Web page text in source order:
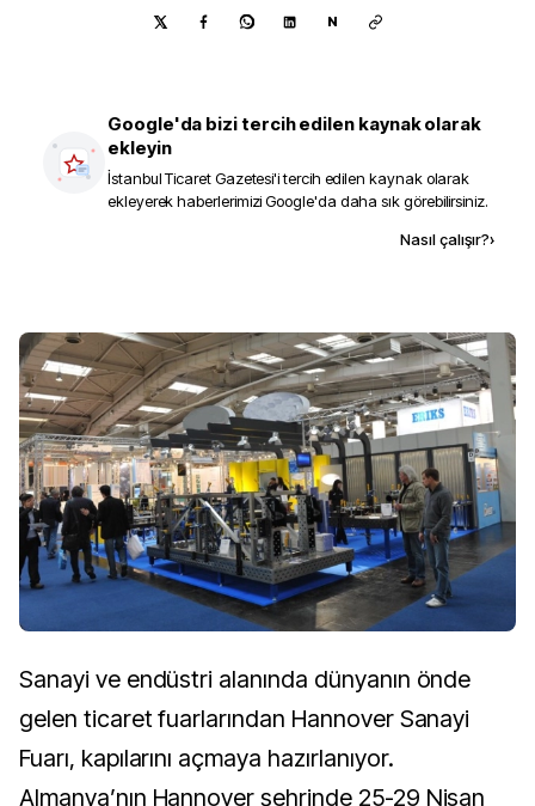
N
Google'da bizi tercih edilen kaynak olarak
ekleyin
İstanbul Ticaret Gazetesi'i tercih edilen kaynak olarak
ekleyerek haberlerimizi Google'da daha sık görebilirsiniz.
Nasıl çalışır?›
Sanayi ve endüstri alanında dünyanın önde
gelen ticaret fuarlarından Hannover Sanayi
Fuarı, kapılarını açmaya hazırlanıyor.
Almanya’nın Hannover şehrinde 25-29 Nisan